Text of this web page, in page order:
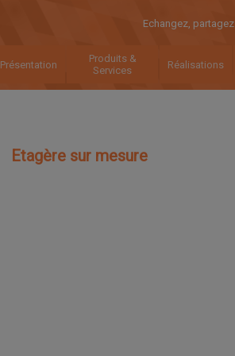
Echangez, partagez
Présentation
Produits &
Services
Réalisations
Etagère sur mesure